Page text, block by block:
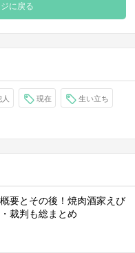
に戻る
現在 生い立ち
要とその後！焼肉酒家えび
裁判も総まとめ